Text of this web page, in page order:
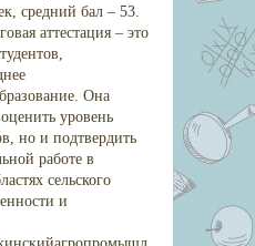
средний бал – 53.
аттестация – это
Она
уровень
но и подтвердить
работе в
сельского
и